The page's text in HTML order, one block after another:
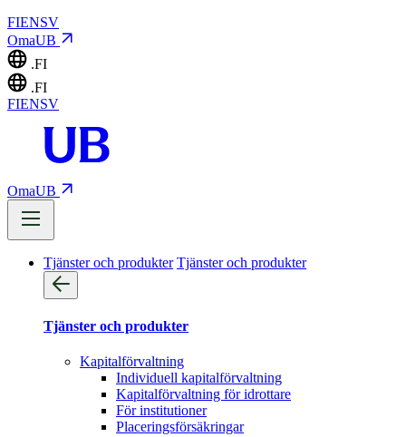
FIENSV
OmaUB
.FI
.FI
FIENSV
OmaUB
Tjänster och produkter Tjänster och produkter
Tjänster och produkter
Kapitalförvaltning
Individuell kapitalförvaltning
Kapitalförvaltning för idrottare
För institutioner
Placeringsförsäkringar